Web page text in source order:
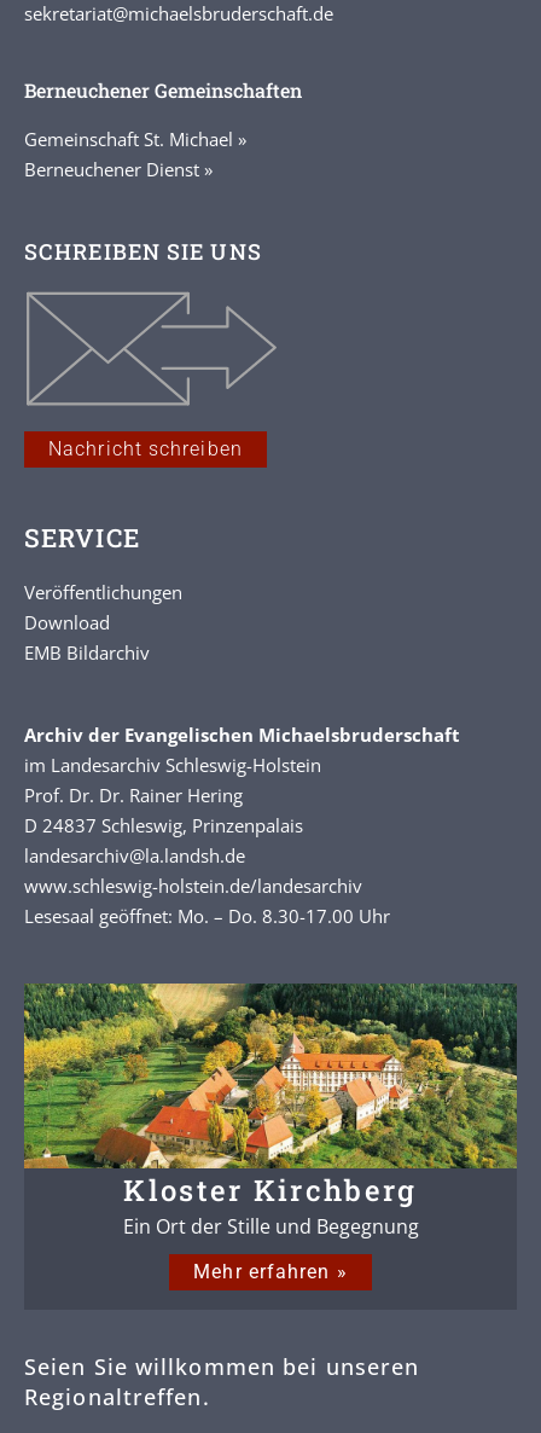
sekretariat@michaelsbruderschaft.de
Berneuchener Gemeinschaften
Gemeinschaft St. Michael »
Berneuchener Dienst »
SCHREIBEN SIE UNS
Nachricht schreiben
SERVICE
Veröffentlichungen
Download
EMB Bildarchiv
Archiv der Evangelischen Michaelsbruderschaft
im Landesarchiv Schleswig-Holstein
Prof. Dr. Dr. Rainer Hering
D 24837 Schleswig, Prinzenpalais
landesarchiv@la.landsh.de
www.schleswig-holstein.de/landesarchiv
Lesesaal geöffnet: Mo. – Do. 8.30-17.00 Uhr
Kloster Kirchberg
Ein Ort der Stille und Begegnung
Mehr erfahren »
Seien Sie willkommen bei unseren
Regionaltreffen.